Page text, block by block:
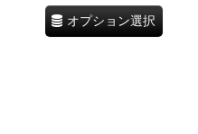
オプション選択